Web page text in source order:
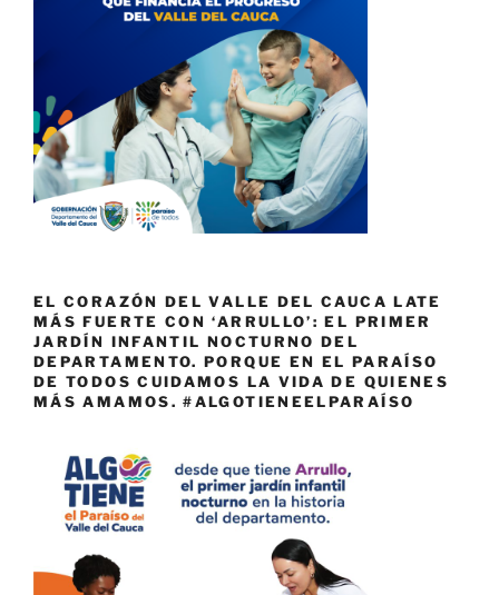
EL CORAZÓN DEL VALLE DEL CAUCA LATE
MÁS FUERTE CON ‘ARRULLO’: EL PRIMER
JARDÍN INFANTIL NOCTURNO DEL
DEPARTAMENTO. PORQUE EN EL PARAÍSO
DE TODOS CUIDAMOS LA VIDA DE QUIENES
MÁS AMAMOS. #ALGOTIENEELPARAÍSO